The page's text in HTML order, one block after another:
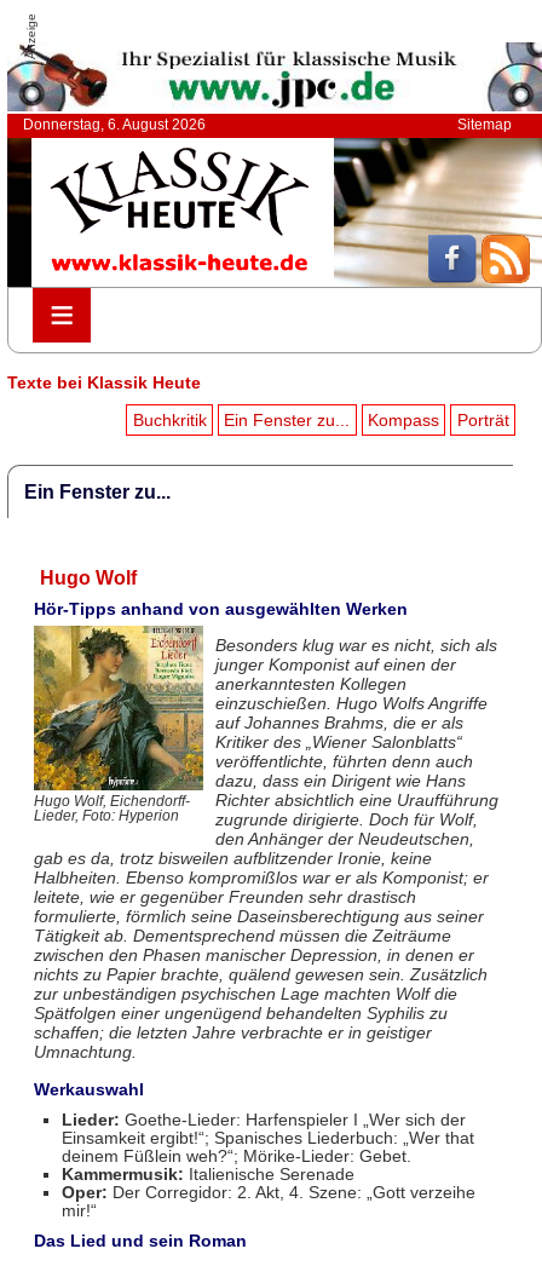
Anzeige
Donnerstag, 6. August 2026 Sitemap
≡
≡
Texte bei Klassik Heute
Buchkritik
Ein Fenster zu... Kompass Porträt
Ein Fenster zu...
Hugo Wolf
Hör-Tipps anhand von ausgewählten Werken
Hugo Wolf, Eichendorff-
Lieder, Foto: Hyperion
Besonders klug war es nicht, sich als
junger Komponist auf einen der
anerkanntesten Kollegen
einzuschießen. Hugo Wolfs Angriffe
auf Johannes Brahms, die er als
Kritiker des „Wiener Salonblatts“
veröffentlichte, führten denn auch
dazu, dass ein Dirigent wie Hans
Richter absichtlich eine Uraufführung
zugrunde dirigierte. Doch für Wolf,
den Anhänger der Neudeutschen,
gab es da, trotz bisweilen aufblitzender Ironie, keine
Halbheiten. Ebenso kompromißlos war er als Komponist; er
leitete, wie er gegenüber Freunden sehr drastisch
formulierte, förmlich seine Daseinsberechtigung aus seiner
Tätigkeit ab. Dementsprechend müssen die Zeiträume
zwischen den Phasen manischer Depression, in denen er
nichts zu Papier brachte, quälend gewesen sein. Zusätzlich
zur unbeständigen psychischen Lage machten Wolf die
Spätfolgen einer ungenügend behandelten Syphilis zu
schaffen; die letzten Jahre verbrachte er in geistiger
Umnachtung.
Werkauswahl
Lieder: Goethe-Lieder: Harfenspieler I „Wer sich der
Einsamkeit ergibt!“; Spanisches Liederbuch: „Wer that
deinem Füßlein weh?“; Mörike-Lieder: Gebet.
Kammermusik: Italienische Serenade
Oper: Der Corregidor: 2. Akt, 4. Szene: „Gott verzeihe
mir!“
Das Lied und sein Roman